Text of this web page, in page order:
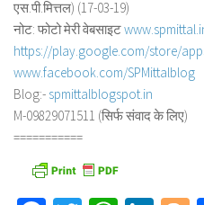
एस.पी.मित्तल) (17-03-19)
नोट: फोटो मेरी वेबसाइट
https://play.google.com/store/
www.facebook.com/SPMittalblog
Blog:- spmittalblogspot.in
M-09829071511 (सिर्फ संवाद के लिए)
===========